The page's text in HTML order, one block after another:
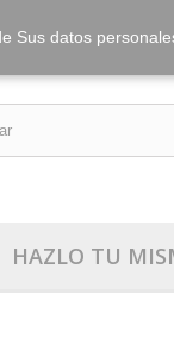
HAZLO TU
Sus datos